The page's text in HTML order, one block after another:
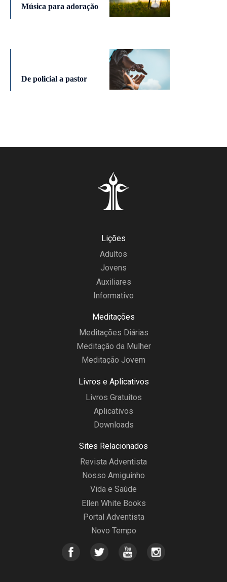
Música para adoração
De policial a pastor
Lições
Adultos
Jovens
Auxiliares
Informativo
Meditações
Meditações Diárias
Meditação da Mulher
Meditação Jovem
Livros e Aplicativos
Livros Gratuitos
Aplicativos
Downloads
Sites Relacionados
Revista Adventista
Nosso Amiguinho
Vida e Saúde
Ellen White Books
Portal Adventista
Novo Tempo